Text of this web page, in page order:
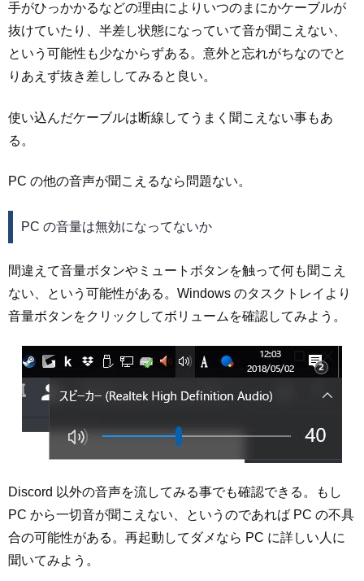
手がひっかかるなどの理由によりいつのまにかケーブルが
抜けていたり、半差し状態になっていて音が聞こえない、
という可能性も少なからずある。意外と忘れがちなのでと
りあえず抜き差ししてみると良い。
使い込んだケーブルは断線してうまく聞こえない事もあ
る。
PC の他の音声が聞こえるなら問題ない。
PC の音量は無効になってないか
間違えて音量ボタンやミュートボタンを触って何も聞こえ
ない、という可能性がある。Windows のタスクトレイより
音量ボタンをクリックしてボリュームを確認してみよう。
Discord 以外の音声を流してみる事でも確認できる。もし
PC から一切音が聞こえない、というのであれば PC の不具
合の可能性がある。再起動してダメなら PC に詳しい人に
聞いてみよう。